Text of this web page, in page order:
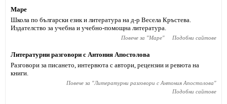
Маре
Школа по български език и литература на д-р Весела Кръстева.
Издателство за учебна и учебно-помощна литература.
Повече за "Маре" Подобни сайтове
Литературни разговори с Антония Апостолова
Разговори за писането, интервюта с автори, рецензии и ревюта на
книги.
Повече за "Литературни разговори с Антония Апостолова"
Подобни сайтове